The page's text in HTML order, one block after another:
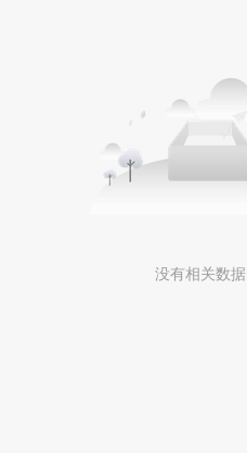
没有相关数据